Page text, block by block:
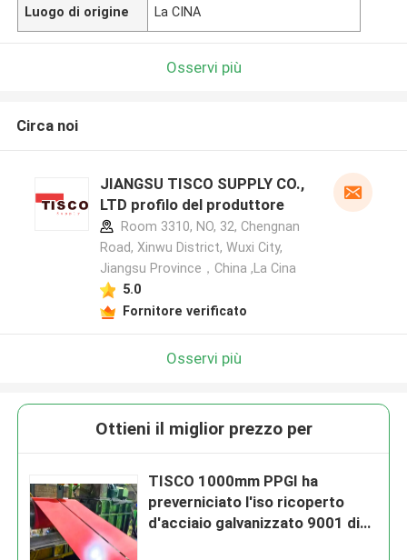
Luogo di origine La CINA
Osservi più
Circa noi
JIANGSU TISCO SUPPLY CO.,
LTD profilo del produttore
Room 3310, NO, 32, Chengnan
Road, Xinwu District, Wuxi City,
Jiangsu Province，China ,La Cina
5.0
Fornitore verificato
Osservi più
Ottieni il miglior prezzo per
TISCO 1000mm PPGI ha
preverniciato l'iso ricoperto
d'acciaio galvanizzato 9001 di